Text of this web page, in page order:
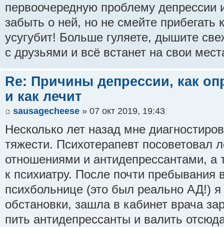
первоочередную проблему депрессии
забыть о ней, но не смейте прибегать
усугубит! Больше гуляете, дышите
с друзьями и всё встанет на свои
Re: Причины депрессии, как
и как лечит
sausagecheese » 07 окт 2019, 19:43
Несколько лет назад мне
тяжести. Психотерапевт посоветовал
отношениями и антидепрессантами, а
к психиатру. После почти пребывания
психбольнице (это был реально АД!)
обстановки, зашла в кабинет врача
пить антидепрессанты и валить